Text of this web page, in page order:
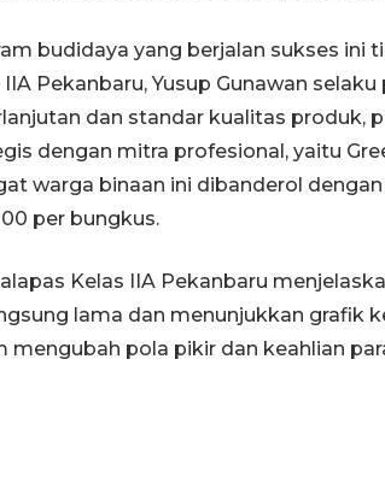
budidaya yang berjalan sukses ini
IIA Pekanbaru, Yusup Gunawan
dan standar kualitas produk,
dengan mitra profesional, yaitu
warga binaan ini dibanderol
per bungkus.
Kelas IIA Pekanbaru
lama dan menunjukkan grafik
mengubah pola pikir dan keahlian